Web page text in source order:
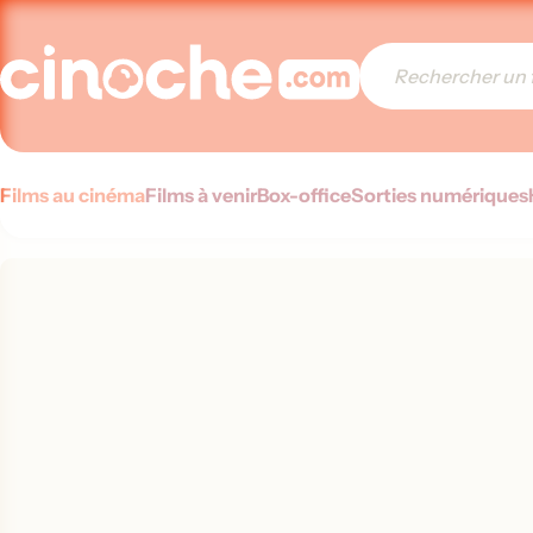
Films au cinémaFilms à venirBox-officeSorties numériques